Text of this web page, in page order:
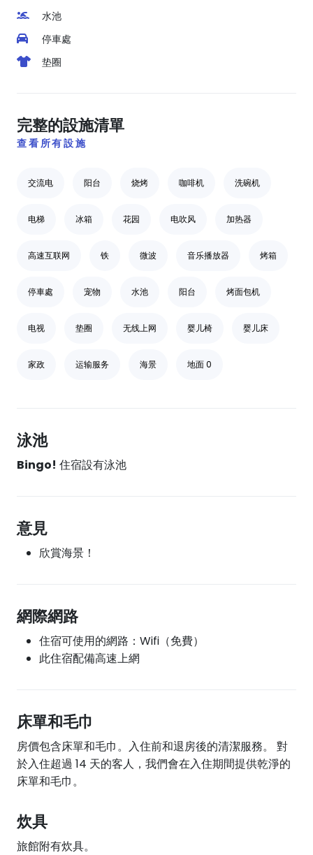
水池
停車處
垫圈
完整的設施清單
查看所有設施
交流电 阳台 烧烤 咖啡机 洗碗机
电梯 冰箱 花园 电吹风 加热器
高速互联网 铁 微波 音乐播放器 烤箱
停車處 宠物 水池 阳台 烤面包机
电视 垫圈 无线上网 婴儿椅 婴儿床
家政 运输服务 海景 地面 0
泳池
Bingo! 住宿設有泳池
意見
欣賞海景！
網際網路
住宿可使用的網路：Wifi（免費）
此住宿配備高速上網
床單和毛巾
房價包含床單和毛巾。入住前和退房後的清潔服務。 對
於入住超過 14 天的客人，我們會在入住期間提供乾淨的
床單和毛巾。
炊具
旅館附有炊具。